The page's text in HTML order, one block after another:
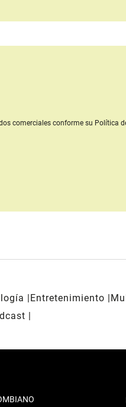
comercialesconforme su Política
Entretenimiento